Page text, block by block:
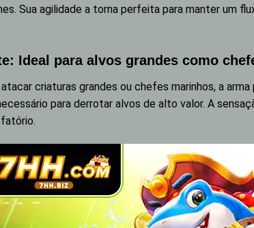
Sua agilidade a torna perfeita para manter um
Ideal para alvos grandes como
criaturas grandes ou chefes marinhos, a
para derrotar alvos de alto valor. A